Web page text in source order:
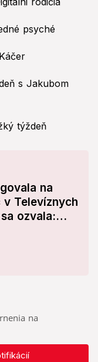
psyché
s Jakubom
týždeň
na
Televíznych
ozvala:
na